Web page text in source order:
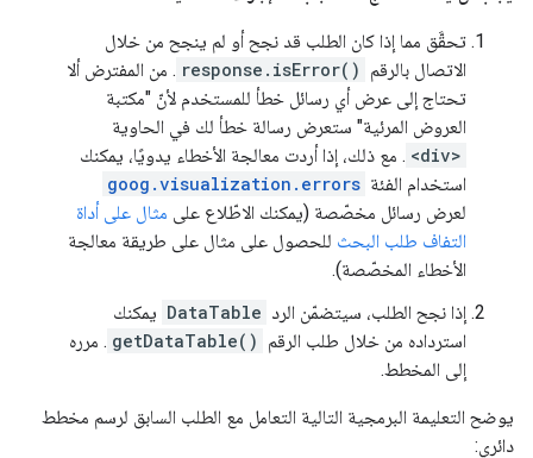
تحقَّق مما إذا كان الطلب قد نجح أو لم ينجح من خلال
الاتصال بالرقم response.isError() . من المفترض ألا
تحتاج إلى عرض أي رسائل خطأ للمستخدم لأنّ "مكتبة
العروض المرئية" ستعرض رسالة خطأ لك في الحاوية
<div> . مع ذلك، إذا أردت معالجة الأخطاء يدويًا، يمكنك
استخدام الفئة goog.visualization.errors
لعرض رسائل مخصّصة (يمكنك الاطّلاع على مثال على أداة
التفاف طلب البحث للحصول على مثال على طريقة معالجة
الأخطاء المخصّصة).
إذا نجح الطلب، سيتضمّن الرد DataTable يمكنك
استرداده من خلال طلب الرقم getDataTable() . مرره
إلى المخطط.
يوضح التعليمة البرمجية التالية التعامل مع الطلب السابق لرسم مخطط
دائري: